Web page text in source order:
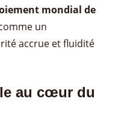
mondial de
un
accrue et fluidité
au cœur du